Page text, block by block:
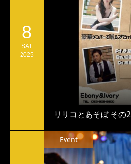
8
SAT
2025
リリコとあそぼ その2
Event